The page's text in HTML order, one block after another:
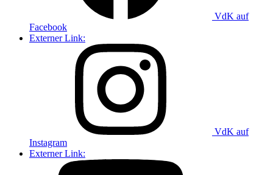
VdK auf
Facebook
Externer Link:
VdK auf
Instagram
Externer Link: